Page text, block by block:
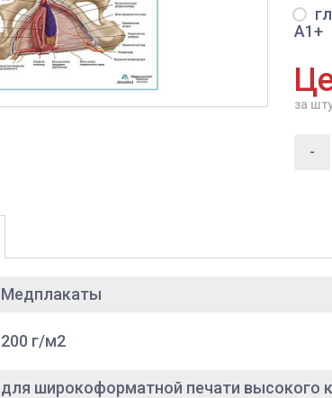
A1+
за
-
Медплакаты
200 г/м2
для широкоформатной печати высокого